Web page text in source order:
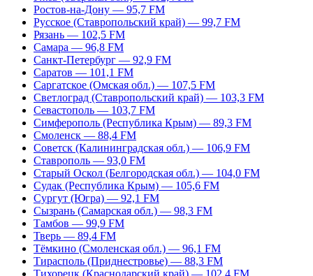
Ростов-на-Дону — 95,7 FM
Русское (Ставропольский край) — 99,7 FM
Рязань — 102,5 FM
Самара — 96,8 FM
Санкт-Петербург — 92,9 FM
Саратов — 101,1 FM
Саргатское (Омская обл.) — 107,5 FM
Светлоград (Ставропольский край) — 103,3 FM
Севастополь — 103,7 FM
Симферополь (Республика Крым) — 89,3 FM
Смоленск — 88,4 FM
Советск (Калининградская обл.) — 106,9 FM
Ставрополь — 93,0 FM
Старый Оскол (Белгородская обл.) — 104,0 FM
Судак (Республика Крым) — 105,6 FM
Сургут (Югра) — 92,1 FM
Сызрань (Самарская обл.) — 98,3 FM
Тамбов — 99,9 FM
Тверь — 89,4 FM
Тёмкино (Смоленская обл.) — 96,1 FM
Тирасполь (Приднестровье) — 88,3 FM
Тихорецк (Краснодарский край) — 102,4 FM